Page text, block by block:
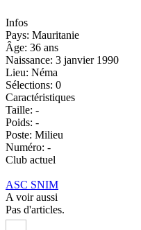
Infos
Pays: Mauritanie
Âge: 36 ans
Naissance: 3 janvier 1990
Lieu: Néma
Sélections: 0
Caractéristiques
Taille: -
Poids: -
Poste: Milieu
Numéro: -
Club actuel
ASC SNIM
A voir aussi
Pas d'articles.